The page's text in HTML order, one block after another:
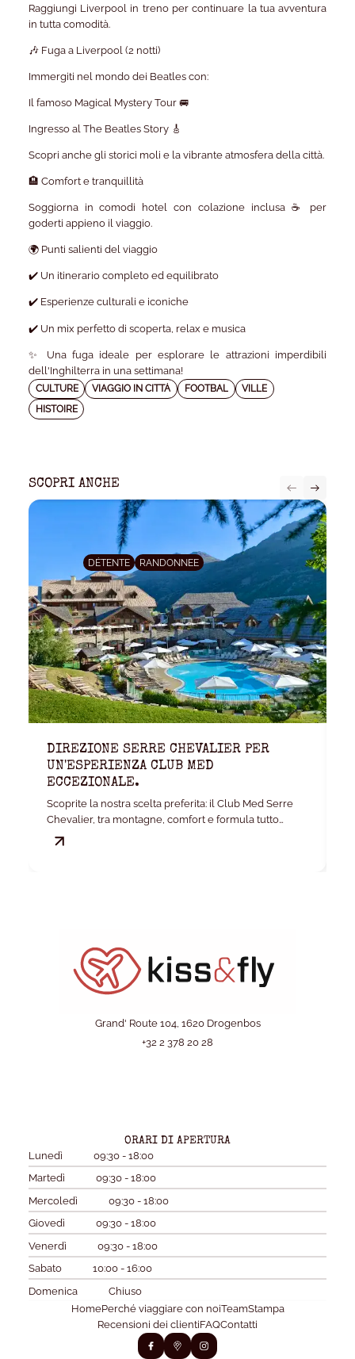
Raggiungi Liverpool in treno per continuare la tua avventura
in tutta comodità.
🎶 Fuga a Liverpool (2 notti)
Immergiti nel mondo dei Beatles con:
Il famoso Magical Mystery Tour 🚐
Ingresso al The Beatles Story 🎸
Scopri anche gli storici moli e la vibrante atmosfera della città.
🏨 Comfort e tranquillità
Soggiorna in comodi hotel con colazione inclusa ☕ per
goderti appieno il viaggio.
🌍 Punti salienti del viaggio
✔️ Un itinerario completo ed equilibrato
✔️ Esperienze culturali e iconiche
✔️ Un mix perfetto di scoperta, relax e musica
✨ Una fuga ideale per esplorare le attrazioni imperdibili
dell'Inghilterra in una settimana!
CULTURE VIAGGIO IN CITTÀ FOOTBAL
VILLE
HISTOIRE
SCOPRI ANCHE
DÉTENTE RANDONNEE
DIREZIONE SERRE CHEVALIER PER
UN'ESPERIENZA CLUB MED
ECCEZIONALE.
Scoprite la nostra scelta preferita: il Club Med Serre
Chevalier, tra montagne, comfort e formula tutto
incluso.
Grand' Route 104, 1620 Drogenbos
+32 2 378 20 28
ORARI DI APERTURA
Lunedì
09:30 - 18:00
Martedì
09:30 - 18:00
Mercoledì
09:30 - 18:00
Giovedì
09:30 - 18:00
Venerdì
09:30 - 18:00
Sabato
10:00 - 16:00
Domenica
Chiuso
HomePerché viaggiare con noiTeamStampa
Recensioni dei clientiFAQContatti